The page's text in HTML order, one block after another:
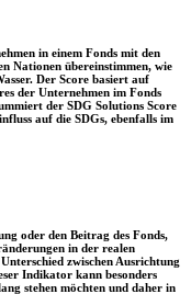
in einem Fonds mit den
Nationen übereinstimmen, wie
Der Score basiert auf
der Unternehmen im Fonds
der SDG Solutions Score
auf die SDGs, ebenfalls im
oder den Beitrag des Fonds,
in der realen
zwischen Ausrichtung
Indikator kann besonders
stehen möchten und daher in